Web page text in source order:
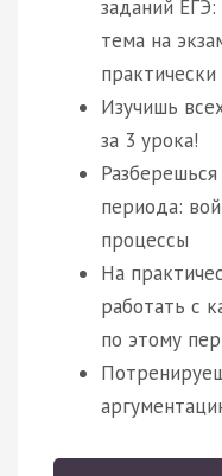
заданий
тема на
Изучишь
за 3 урока!
периода:
процессы
На
работать с
по этому